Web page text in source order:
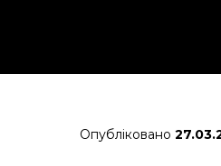
Опубліковано